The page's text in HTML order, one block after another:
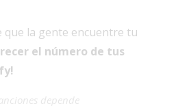
que la gente encuentre tu
el número de tus
depende